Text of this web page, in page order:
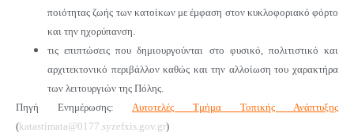
ποιότητας ζωής των κατοίκων με έμφαση στον κυκλοφοριακό φόρτο
και την ηχορύπανση.
τις επιπτώσεις που δημιουργούνται στο φυσικό, πολιτιστικό και
αρχιτεκτονικό περιβάλλον καθώς και την αλλοίωση του χαρακτήρα
των λειτουργιών της Πόλης.
Πηγή Ενημέρωσης: Αυτοτελές Τμήμα Τοπικής Ανάπτυξης
(katastimata@0177.syzefxis.gov.gr)